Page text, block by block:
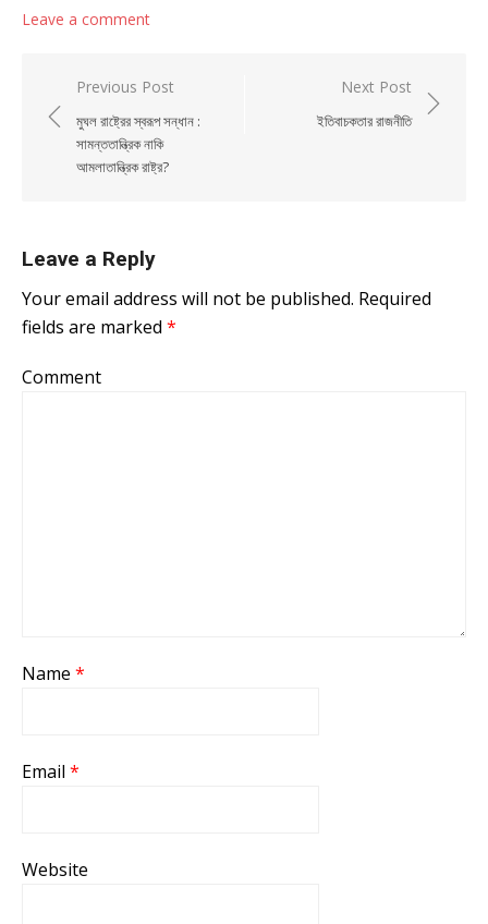
Leave a comment
Post navigation
Previous Post
মুঘল রাষ্ট্রের স্বরূপ সন্ধান :
সামন্ততান্ত্রিক নাকি
আমলাতান্ত্রিক রাষ্ট্র?
Next Post
ইতিবাচকতার রাজনীতি
Leave a Reply
Your email address will not be published. Required
fields are marked *
Comment
Name *
Email *
Website